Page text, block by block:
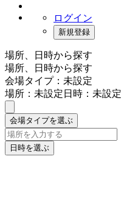
ログイン
新規登録
場所、日時から探す
場所、日時から探す
会場タイプ：未設定
場所：未設定日時：未設定
会場タイプを選ぶ
日時を選ぶ